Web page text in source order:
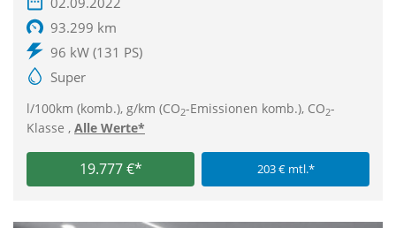
93.299 km
96 kW (131 PS)
Super
l/100km (komb.), g/km (CO2-Emissionen komb.), CO2-
Klasse , Alle Werte*
19.777 €* 203 € mtl.*